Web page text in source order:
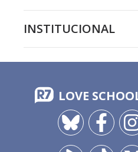
INSTITUCIONAL
LOVE